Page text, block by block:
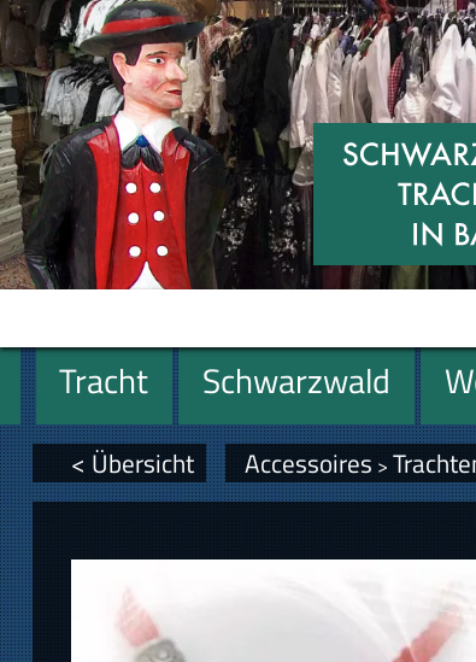
Tracht Schwarzwald
Geschenke
< Übersicht Accessoires >